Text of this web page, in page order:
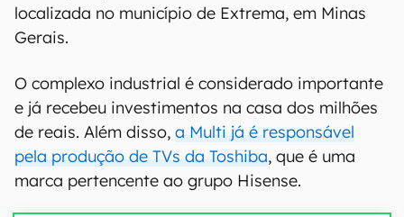
localizada no município de Extrema, em Minas
Gerais.
O complexo industrial é considerado importante
e já recebeu investimentos na casa dos milhões
de reais. Além disso, a Multi já é responsável
pela produção de TVs da Toshiba, que é uma
marca pertencente ao grupo Hisense.